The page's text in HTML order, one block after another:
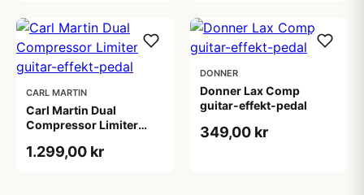
CARL MARTIN
Carl Martin Dual
Compressor Limiter
1.299,00 kr
DONNER
Donner Lax Comp
guitar-effekt-pedal
349,00 kr